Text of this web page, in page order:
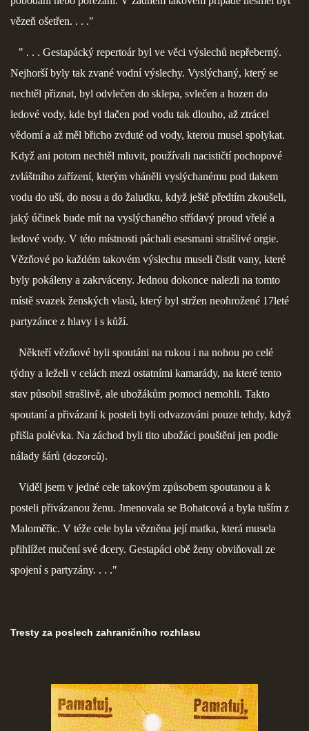
vězeň ošetřen. . . ."
" . . . Gestapácký repertoár byl ve věci výslechů nepřeberný.
Nejhorší byly tak zvané vodní výslechy. Vyslýchaný, který se
nechtěl přiznat, byl odvlečen do sklepa, svlečen a hozen do
ledové vody, kde byl tlačen pod vodu tak dlouho, až ztrácel
vědomí a až měl břicho zvduté od vody, kterou musel spolykat.
Když ani potom nechtěl mluvit, používali nacističtí pochopové
zvláštního zařízení, kterým vháněli vyslýchanému pod tlakem
vodu do uší, do nosu a do žaludku, když ještě předtím zkoušeli,
jaký účinek bude mít na vyslýchaného střídavý proud vřelé a
ledové vody. V této místnosti páchali esesmani strašlivé orgie.
Vězňové po každém takovém výslechu museli čistit vany, které
byly pokáleny a zakrváceny. Jednou dokonce nalezli na tomto
místě svazek ženských vlasů, který byl stržen neohrožené 17leté
partyzánce z hlavy i s kůží.
Někteří vězňové byli spoutáni na rukou i na nohou po celé
týdny a leželi v celách mezi ostatními kamarády, na které tento
stav působil strašlivě, ale ubožákům pomoci nemohli. Takto
spoutaní a přivázaní k posteli byli odvazováni pouze tehdy, když
přišla polévka. Na záchod byli tito ubožáci pouštěni jen podle
nálady šárů (dozorců).
Viděl jsem v jedné cele takovým způsobem spoutanou a k
posteli přivázanou ženu. Jmenovala se Bohatcová a byla tuším z
Maloměřic. V téže cele byla vězněna její matka, která musela
přihlížet mučení své dcery. Gestapáci obě ženy obviňovali ze
spojení s partyzány. . . ."
Tresty za poslech zahraničního rozhlasu